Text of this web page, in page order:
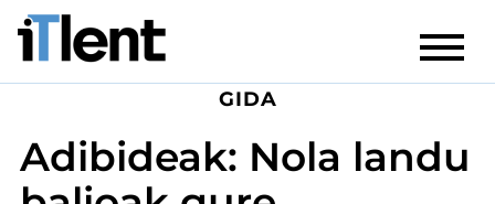
GIDA
Adibideak: Nola landu